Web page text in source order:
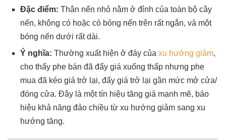
Đặc điểm: Thân nến nhỏ nằm ở đỉnh của toàn bộ cây
nến, không có hoặc có bóng nến trên rất ngắn, và một
bóng nến dưới rất dài.
Ý nghĩa: Thường xuất hiện ở đáy của xu hướng giảm,
cho thấy phe bán đã đẩy giá xuống thấp nhưng phe
mua đã kéo giá trở lại, đẩy giá trở lại gần mức mở cửa/
đóng cửa. Đây là một tín hiệu tăng giá mạnh mẽ, báo
hiệu khả năng đảo chiều từ xu hướng giảm sang xu
hướng tăng.